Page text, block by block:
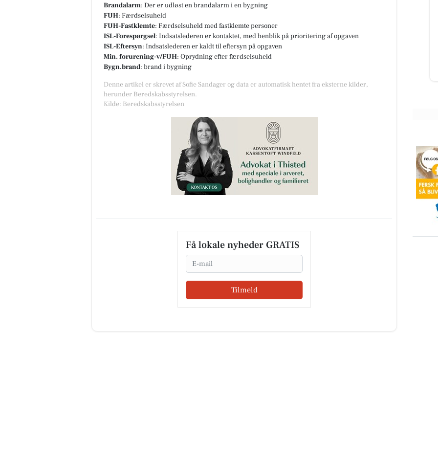
Brandalarm: Der er udløst en brandalarm i en bygning
FUH: Færdselsuheld
FUH-Fastklemte: Færdselsuheld med fastklemte personer
ISL-Forespørgsel: Indsatslederen er kontaktet, med henblik på prioritering af opgaven
ISL-Eftersyn: Indsatslederen er kaldt til eftersyn på opgaven
Min. forurening-v/FUH: Oprydning efter færdselsuheld
Bygn.brand: brand i bygning
Denne artikel er skrevet af Sofie Sandager og data er automatisk hentet fra eksterne kilder,
herunder Beredskabsstyrelsen.
Kilde: Beredskabsstyrelsen
Få lokale nyheder GRATIS
Email
Tilmeld
EDC Hurup Thy
Vi søger sommerhuse og
fritidsgrunde i Agger!👀 Vores
kartotek er fyldt med købere, der
leder efter et sommerhus/grund i
Agg...
Åbn opslaget
weekend er der lukket grundet